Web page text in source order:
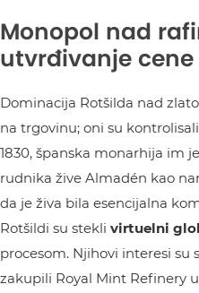
Monopol nad
utvrđivanje cene
Dominacija Rotšilda nad
na trgovinu; oni su
1830, španska monarhija im
rudnika žive Almadén kao
da je živa bila esencijalna
Rotšildi su stekli virtuelni
procesom. Njihovi interesi su
zakupili Royal Mint Refinery